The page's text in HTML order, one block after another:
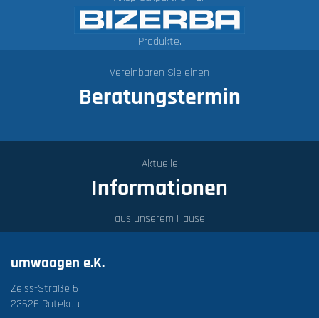
Produkte.
Vereinbaren Sie einen
Beratungstermin
Aktuelle
Informationen
aus unserem Hause
umwaagen e.K.
Zeiss-Straße 6
23626 Ratekau